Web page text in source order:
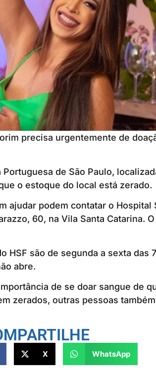
precisa urgentemente de
de São Paulo,
o estoque do local está zerado.
ajudar podem contatar o Hospital
60, na Vila Santa Catarina.
HSF são de segunda a sexta das
abre.
de se doar sangue de
zerados, outras pessoas
X WhatsApp